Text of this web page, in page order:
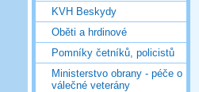
KVH Beskydy
Oběti a hrdinové
Pomníky četníků, policistů
Ministerstvo obrany - péče o
válečné veterány